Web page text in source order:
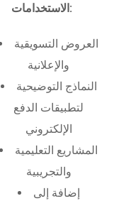
الاستخدامات:
العروض التسويقية
والإعلانية
النماذج التوضيحية
لتطبيقات الدفع
الإلكتروني
المشاريع التعليمية
والتجريبية
إضافة إلى